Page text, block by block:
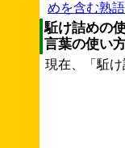
めを含む熟語
駈け詰めの
言葉の使い
現在、「駈